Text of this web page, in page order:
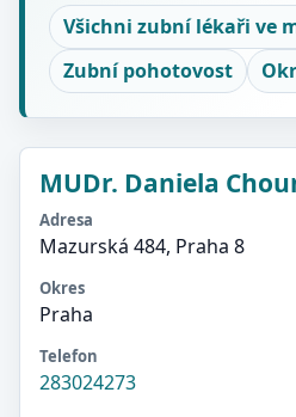
Všichni zubní lékaři ve
Zubní pohotovost
MUDr. Daniela
Adresa
Mazurská 484, Praha 8
Okres
Praha
Telefon
283024273